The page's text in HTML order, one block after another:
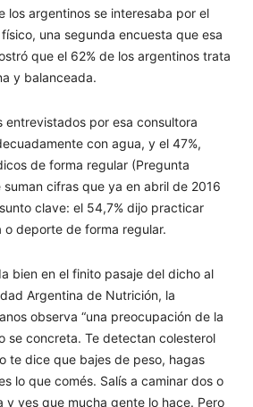
los argentinos se interesaba por el
una segunda encuesta que esa
que el 62% de los argentinos trata
y balanceada.
entrevistados por esa consultora
con agua, y el 47%,
de forma regular (Pregunta
suman cifras que ya en abril de 2016
clave: el 54,7% dijo practicar
deporte de forma regular.
bien en el finito pasaje del dicho al
Argentina de Nutrición, la
observa “una preocupación de la
se concreta. Te detectan colesterol
te dice que bajes de peso, hagas
lo que comés. Salís a caminar dos o
y ves que mucha gente lo hace. Pero